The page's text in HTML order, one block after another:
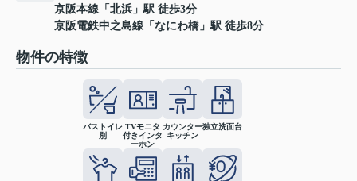
京阪本線 「 北浜 」駅 徒歩3分
京阪電鉄中之島線 「 なにわ橋 」駅 徒歩8分
物件の特徴
バストイレ
別
TVモニタ
付きインタ
ーホン
カウンター
キッチン
独立洗面台